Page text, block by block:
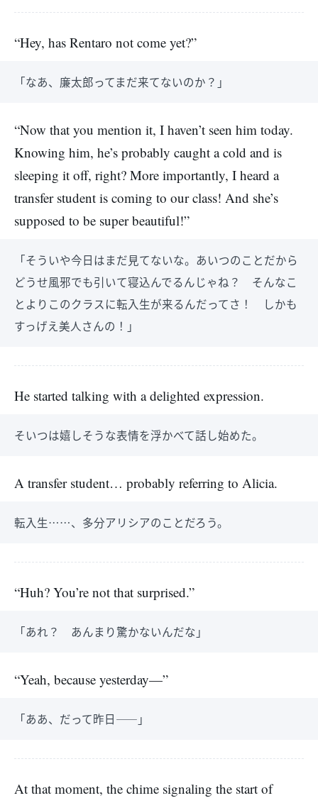
“Hey, has Rentaro not come yet?”
「なあ、廉太郎ってまだ来てないのか？」
“Now that you mention it, I haven’t seen him today.
Knowing him, he’s probably caught a cold and is
sleeping it off, right? More importantly, I heard a
transfer student is coming to our class! And she’s
supposed to be super beautiful!”
「そういや今日はまだ見てないな。あいつのことだから
どうせ風邪でも引いて寝込んでるんじゃね？ そんなこ
とよりこのクラスに転入生が来るんだってさ！ しかも
すっげえ美人さんの！」
He started talking with a delighted expression.
そいつは嬉しそうな表情を浮かべて話し始めた。
A transfer student… probably referring to Alicia.
転入生……、多分アリシアのことだろう。
“Huh? You’re not that surprised.”
「あれ？ あんまり驚かないんだな」
“Yeah, because yesterday—”
「ああ、だって昨日――」
At that moment, the chime signaling the start of